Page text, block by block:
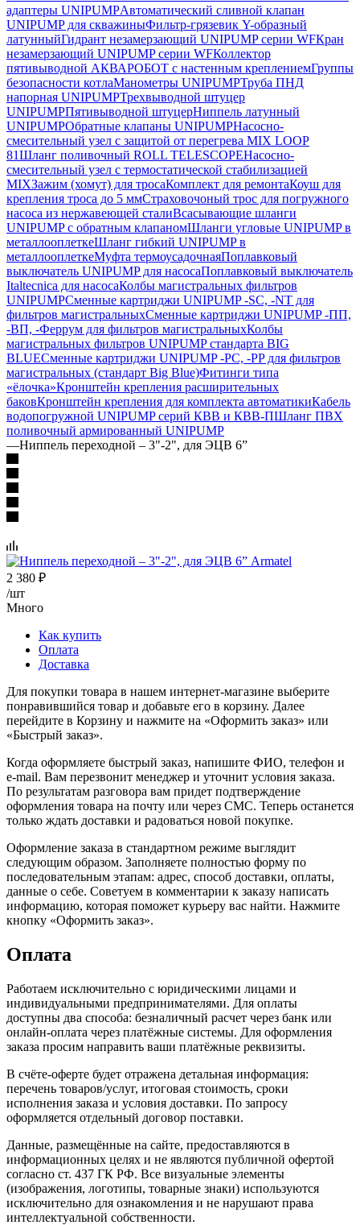
адаптеры UNIPUMPАвтоматический сливной клапан
UNIPUMP для скважиныФильтр-грязевик Y-образный
латунныйГидрант незамерзающий UNIPUMP серии WFКран
незамерзающий UNIPUMP серии WFКоллектор
пятивыводной АКВАРОБОТ с настенным креплениемГруппы
безопасности котлаМанометры UNIPUMPТруба ПНД
напорная UNIPUMPТрехвыводной штуцер
UNIPUMPПятивыводной штуцерНиппель латунный
UNIPUMPОбратные клапаны UNIPUMPНасосно-
смесительный узел с защитой от перегрева MIX LOOP
81Шланг поливочный ROLL TELESCOPEНасосно-
смесительный узел с термостатической стабилизацией
MIXЗажим (хомут) для тросаКомплект для ремонтаКоуш для
крепления троса до 5 ммСтраховочоный трос для погружного
насоса из нержавеющей сталиВсасывающие шланги
UNIPUMP с обратным клапаномШланги угловые UNIPUMP в
металлооплеткеШланг гибкий UNIPUMP в
металлооплеткеМуфта термоусадочнаяПоплавковый
выключатель UNIPUMP для насосаПоплавковый выключатель
Italtecnica для насосаКолбы магистральных фильтров
UNIPUMPСменные картриджи UNIPUMP -SC, -NT для
фильтров магистральныхСменные картриджи UNIPUMP -ПП,
-ВП, -Феррум для фильтров магистральныхКолбы
магистральных фильтров UNIPUMP стандарта BIG
BLUEСменные картриджи UNIPUMP -PC, -PP для фильтров
магистральных (стандарт Big Blue)Фитинги типа
«ёлочка»Кронштейн крепления расширительных
баковКронштейн крепления для комплекта автоматикиКабель
водопогружной UNIPUMP серий КВВ и КВВ-ПШланг ПВХ
поливочный армированный UNIPUMP
—Ниппель переходной – 3"-2", для ЭЦВ 6”
2 380 ₽
/шт
Много
Как купить
Оплата
Доставка
Для покупки товара в нашем интернет-магазине выберите
понравившийся товар и добавьте его в корзину. Далее
перейдите в Корзину и нажмите на «Оформить заказ» или
«Быстрый заказ».
Когда оформляете быстрый заказ, напишите ФИО, телефон и
e-mail. Вам перезвонит менеджер и уточнит условия заказа.
По результатам разговора вам придет подтверждение
оформления товара на почту или через СМС. Теперь останется
только ждать доставки и радоваться новой покупке.
Оформление заказа в стандартном режиме выглядит
следующим образом. Заполняете полностью форму по
последовательным этапам: адрес, способ доставки, оплаты,
данные о себе. Советуем в комментарии к заказу написать
информацию, которая поможет курьеру вас найти. Нажмите
кнопку «Оформить заказ».
Оплата
Работаем исключительно с юридическими лицами и
индивидуальными предпринимателями. Для оплаты
доступны два способа: безналичный расчет через банк или
онлайн-оплата через платёжные системы. Для оформления
заказа просим направить ваши платёжные реквизиты.
В счёте-оферте будет отражена детальная информация:
перечень товаров/услуг, итоговая стоимость, сроки
исполнения заказа и условия доставки. По запросу
оформляется отдельный договор поставки.
Данные, размещённые на сайте, предоставляются в
информационных целях и не являются публичной офертой
согласно ст. 437 ГК РФ. Все визуальные элементы
(изображения, логотипы, товарные знаки) используются
исключительно для ознакомления и не нарушают права
интеллектуальной собственности.